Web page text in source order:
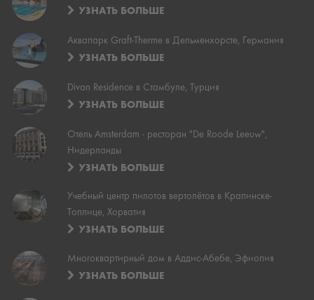
УЗНАТЬ БОЛЬШЕ
Аквапарк Graft-Therme в Дельменхорсте, Германия
УЗНАТЬ БОЛЬШЕ
Divan Residence в Стамбуле, Турция
УЗНАТЬ БОЛЬШЕ
Отель Amsterdam - ресторан "De Roode Leeuw",
Нидерланды
УЗНАТЬ БОЛЬШЕ
Учебный центр пилотов вертолётов в Крапинске-
Топлице, Хорватия
УЗНАТЬ БОЛЬШЕ
Многоквартирный дом в Аддис-Абебе, Эфиопия
УЗНАТЬ БОЛЬШЕ